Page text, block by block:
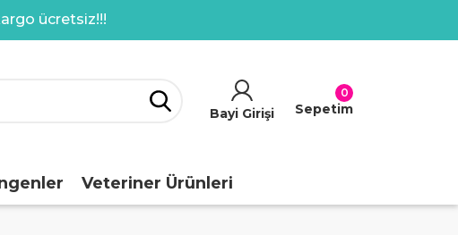
ücretsiz!!!
Bayi Girişi Sepetim
0
Veteriner Ürünleri